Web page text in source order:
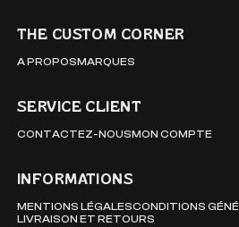
THE CUSTOM CORNER
A PROPOSMARQUES
SERVICE CLIENT
CONTACTEZ-NOUSMON COMPTE
INFORMATIONS
MENTIONS LÉGALESCONDITIONS
LIVRAISON ET RETOURS